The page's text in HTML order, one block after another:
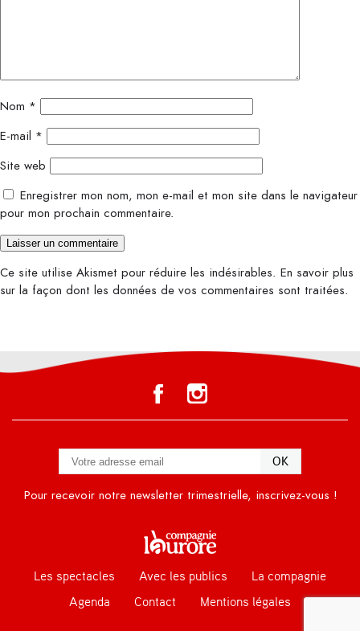
Nom *
E-mail *
Site web
Enregistrer mon nom, mon e-mail et mon site dans le navigateur
pour mon prochain commentaire.
Ce site utilise Akismet pour réduire les indésirables. En savoir plus
sur la façon dont les données de vos commentaires sont traitées.
Pour recevoir notre newsletter trimestrielle, inscrivez-vous !
Les spectacles Avec les publics
La compagnie
Agenda
Contact Mentions légales